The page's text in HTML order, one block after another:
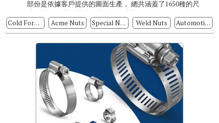
部份是依據客戶提供的圖面生產， 總共涵蓋了1650種的尺
寸， 主要針對汽機車的市場。供應螺帽給FORD，GM...
Cold Forged Nuts
Acme Nuts Special Nuts Weld Nuts Automotive Nuts